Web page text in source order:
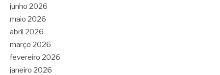
junho 2026
maio 2026
abril 2026
março 2026
fevereiro 2026
janeiro 2026